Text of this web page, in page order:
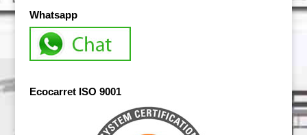
Whatsapp
Ecocarret ISO 9001